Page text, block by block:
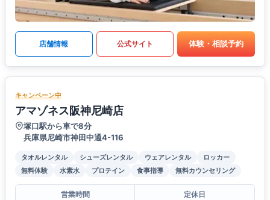
店舗情報 公式サイト 体験・相談予約
キャンペーン中
アマゾネス阪神尼崎店
塚口駅から車で8分
兵庫県尼崎市神田中通4-116
タオルレンタル シューズレンタル ウェアレンタル
ロッカー
無料体験
水素水 プロテイン 食事指導 無料カウンセリング
営業時間
定休日